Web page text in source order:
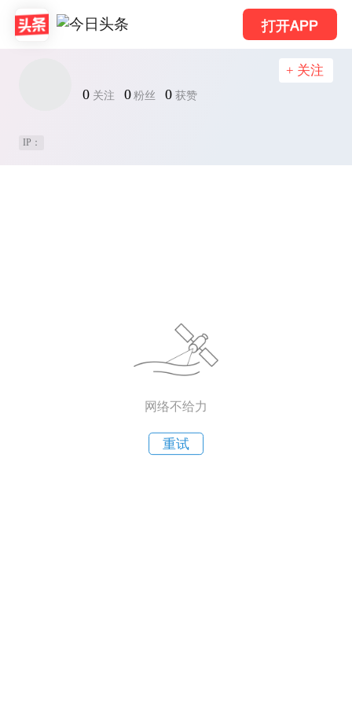
打开APP
0 关注 0 粉丝 0 获赞
+ 关注
IP：
网络不给力
重试